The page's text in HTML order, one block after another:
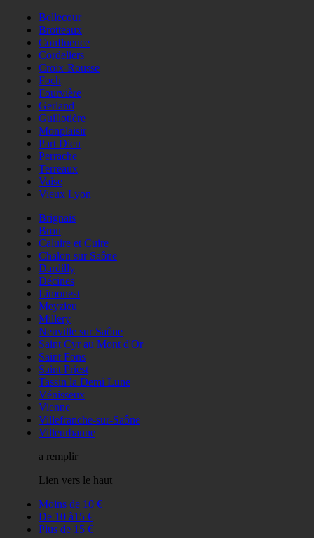
Bellecour
Brotteaux
Confluence
Cordeliers
Croix-Rousse
Foch
Fourvière
Gerland
Guillotière
Monplaisir
Part Dieu
Perrache
Terreaux
Vaise
Vieux Lyon
Brignais
Bron
Caluire et Cuire
Chalon sur Saône
Dardilly
Décines
Limonest
Meyzieu
Millery
Neuville sur Saône
Saint Cyr au Mont d'Or
Saint Fons
Saint Priest
Tassin la Demi Lune
Vénisseux
Vienne
Villefranche-sur-Saône
Villeurbanne
a remplir
Lien vers le haut
Moins de 10 €
De 10 à15 €
Plus de 15 €